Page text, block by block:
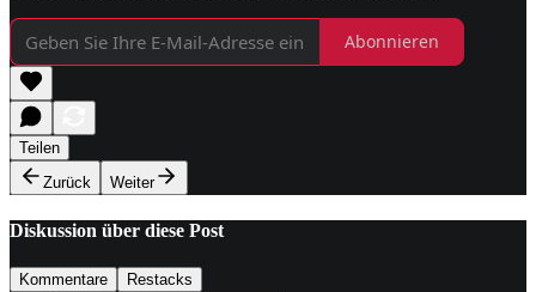
Abonnieren
Teilen
Zurück
Weiter
Diskussion über diese Post
Kommentare Restacks